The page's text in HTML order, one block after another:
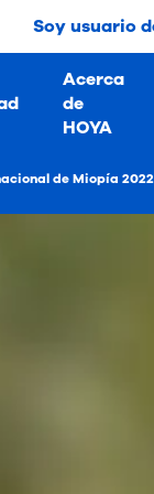
Soy usuario
Acerca
de
HOYA
de Miopía